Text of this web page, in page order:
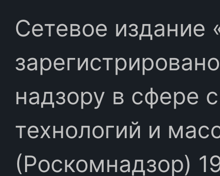
Сетевое издание
надзору в сфере
технологий и
(Роскомнадзор)